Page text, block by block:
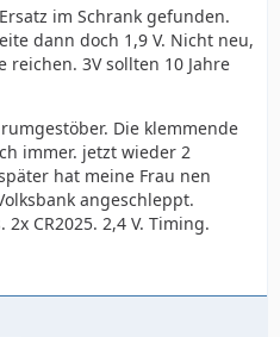
im Schrank gefunden.
dann doch 1,9 V. Nicht neu,
reichen. 3V sollten 10 Jahre
Die klemmende
immer. jetzt wieder 2
hat meine Frau nen
angeschleppt.
CR2025. 2,4 V. Timing.